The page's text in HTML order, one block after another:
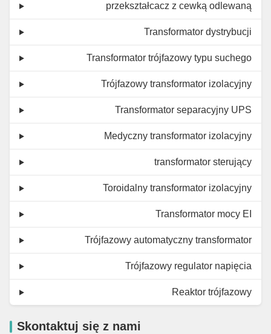
przekształcacz z cewką odlewaną
Transformator dystrybucji
Transformator trójfazowy typu suchego
Trójfazowy transformator izolacyjny
Transformator separacyjny UPS
Medyczny transformator izolacyjny
transformator sterujący
Toroidalny transformator izolacyjny
Transformator mocy EI
Trójfazowy automatyczny transformator
Trójfazowy regulator napięcia
Reaktor trójfazowy
Skontaktuj się z nami